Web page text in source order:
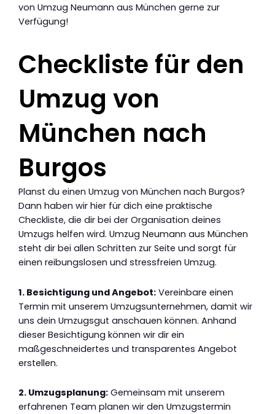
von Umzug Neumann aus München gerne zur
Verfügung!
Checkliste für den
Umzug von
München nach
Burgos
Planst du einen Umzug von München nach Burgos?
Dann haben wir hier für dich eine praktische
Checkliste, die dir bei der Organisation deines
Umzugs helfen wird. Umzug Neumann aus München
steht dir bei allen Schritten zur Seite und sorgt für
einen reibungslosen und stressfreien Umzug.
1. Besichtigung und Angebot: Vereinbare einen
Termin mit unserem Umzugsunternehmen, damit wir
uns dein Umzugsgut anschauen können. Anhand
dieser Besichtigung können wir dir ein
maßgeschneidertes und transparentes Angebot
erstellen.
2. Umzugsplanung: Gemeinsam mit unserem
erfahrenen Team planen wir den Umzugstermin